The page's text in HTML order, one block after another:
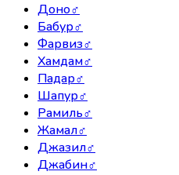
Доно♂
Бабур♂
Фарвиз♂
Хамдам♂
Падар♂
Шапур♂
Рамиль♂
Жамал♂
Джазил♂
Джабин♂